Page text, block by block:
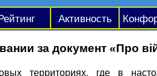
Активность
за документ «Про
территориях, где в